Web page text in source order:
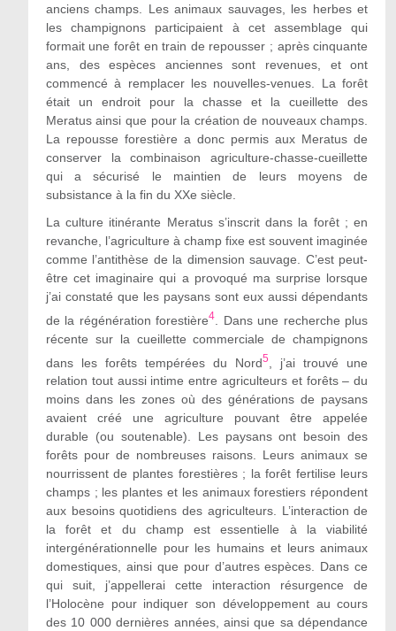
anciens champs. Les animaux sauvages, les herbes et
les champignons participaient à cet assemblage qui
formait une forêt en train de repousser ; après cinquante
ans, des espèces anciennes sont revenues, et ont
commencé à remplacer les nouvelles-venues. La forêt
était un endroit pour la chasse et la cueillette des
Meratus ainsi que pour la création de nouveaux champs.
La repousse forestière a donc permis aux Meratus de
conserver la combinaison agriculture-chasse-cueillette
qui a sécurisé le maintien de leurs moyens de
subsistance à la fin du XXe siècle.
La culture itinérante Meratus s’inscrit dans la forêt ; en
revanche, l’agriculture à champ fixe est souvent imaginée
comme l’antithèse de la dimension sauvage. C’est peut-
être cet imaginaire qui a provoqué ma surprise lorsque
j’ai constaté que les paysans sont eux aussi dépendants
de la régénération forestière4
. Dans une recherche plus
récente sur la cueillette commerciale de champignons
dans les forêts tempérées du Nord5
, j’ai trouvé une
relation tout aussi intime entre agriculteurs et forêts – du
moins dans les zones où des générations de paysans
avaient créé une agriculture pouvant être appelée
durable (ou soutenable). Les paysans ont besoin des
forêts pour de nombreuses raisons. Leurs animaux se
nourrissent de plantes forestières ; la forêt fertilise leurs
champs ; les plantes et les animaux forestiers répondent
aux besoins quotidiens des agriculteurs. L’interaction de
la forêt et du champ est essentielle à la viabilité
intergénérationnelle pour les humains et leurs animaux
domestiques, ainsi que pour d’autres espèces. Dans ce
qui suit, j’appellerai cette interaction résurgence de
l’Holocène pour indiquer son développement au cours
des 10 000 dernières années, ainsi que sa dépendance